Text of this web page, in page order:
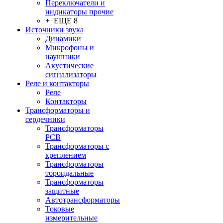
Переключатели и
индикаторы прочие
+ ЕЩЕ 8
Источники звука
Динамики
Микрофоны и
наушники
Акустические
сигнализаторы
Реле и контакторы
Реле
Контакторы
Трансформаторы и
сердечники
Трансформаторы
PCB
Трансформаторы с
креплением
Трансформаторы
тороидальные
Трансформаторы
защитные
Автотрансформаторы
Токовые
измерительные